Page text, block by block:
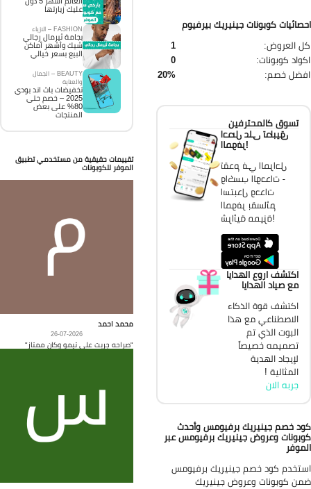
كوبونات جينيريك بيرفيوم
العروض:
كوبونات:
خصم:
20%
تسوق كالمحترفين
احصل على تطبيق
الموفر!
تقدم في المراحل
واكسب الوحدات -
استبدل وحدات
الموفر بقسائم
شرائية مميزة!
اكتشف اروع الهدايا
مع صياد الهدايا
اكتشف قوة الذكاء
الاصطناعي مع هذا
البوت الذي تم
تصميمه خصيصاً
لإيجاد الهدية
المثالية !
جربه الان
خصم جينيريك برفيومس وأحدث
وعروض جينيريك برفيومس عبر
كود خصم جينيريك برفيومس
كوبونات وعروض جينيريك
عليك زيارتها
FASHION – الازياء
بجامة ثيرمال رجالي
شيك وأشهر أماكن
البيع بسعر خيالي
BEAUTY – الجمال
والعناية
تخفيضات باث اند بودي
2025 – خصم حتى
80% على بعض
المنتجات
تقييمات حقيقية من مستخدمي تطبيق
الموفر للكوبونات
محمد احمد
26-07-2026
"صراحه جربت على تيمو وكان ممتاز"